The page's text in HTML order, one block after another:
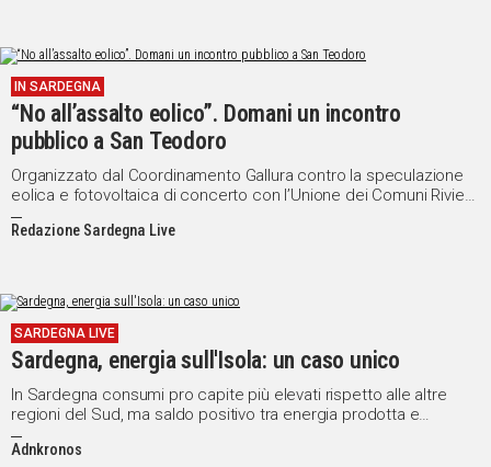
IN SARDEGNA
“No all’assalto eolico”. Domani un incontro
pubblico a San Teodoro
Organizzato dal Coordinamento Gallura contro la speculazione
eolica e fotovoltaica di concerto con l’Unione dei Comuni Riviera
di Gallura
Redazione Sardegna Live
SARDEGNA LIVE
Sardegna, energia sull'Isola: un caso unico
In Sardegna consumi pro capite più elevati rispetto alle altre
regioni del Sud, ma saldo positivo tra energia prodotta e
consumata con un surplus esportato nel resto del Paese e
all'estero
Adnkronos